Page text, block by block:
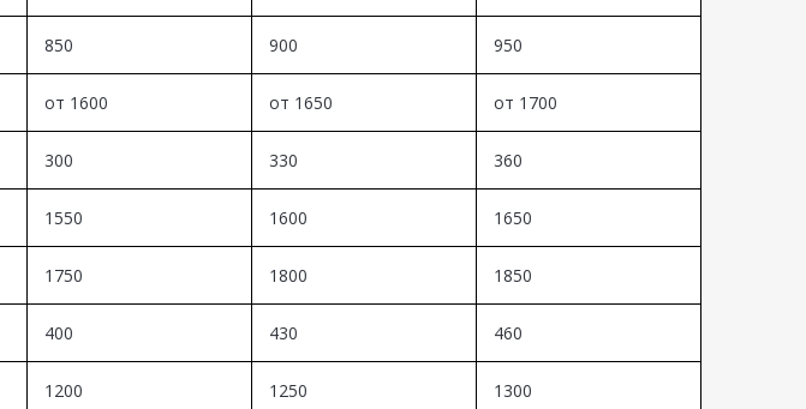
850 900 950
от 1600 от 1650 от 1700
300 330 360
1550 1600 1650
1750 1800 1850
400 430 460
1200 1250 1300